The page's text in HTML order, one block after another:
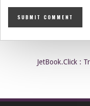
JetBook.Click :